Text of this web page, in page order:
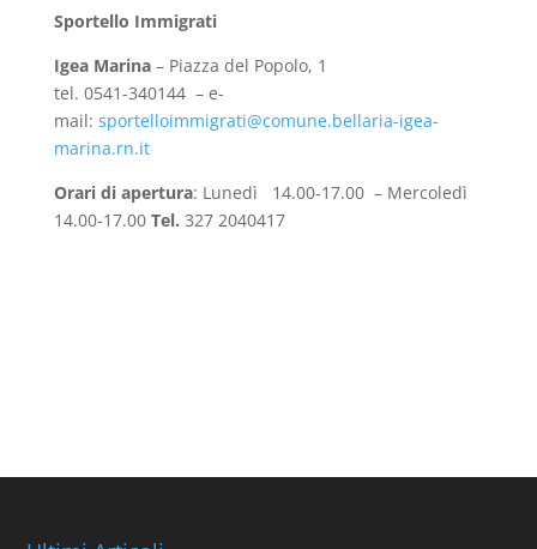
Sportello Immigrati
Igea Marina– Piazza del Popolo, 1
tel. 0541-340144 – e-
mail: sportelloimmigrati@comune.bellaria-igea-
marina.rn.it
Orari di apertura: Lunedì 14.00-17.00 – Mercoledì
14.00-17.00 Tel. 327 2040417